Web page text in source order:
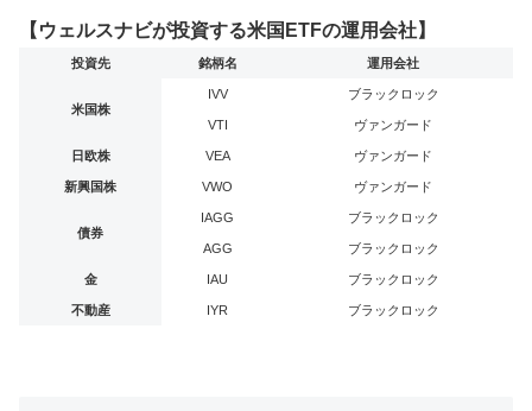
【ウェルスナビが投資する米国ETFの運用会社】
投資先 銘柄名 運用会社
米国株
IVV ブラックロック
VTI ヴァンガード
日欧株 VEA ヴァンガード
新興国株 VWO ヴァンガード
債券
IAGG ブラックロック
AGG ブラックロック
金 IAU ブラックロック
不動産 IYR ブラックロック